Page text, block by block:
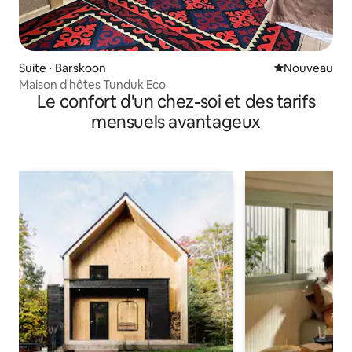
Suite ⋅ Barskoon Nouvel
Nouveau
Maison d'hôtes Tunduk Eco
Le confort d'un chez-soi et des tarifs
mensuels avantageux